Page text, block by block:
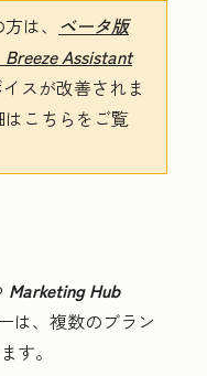
は、 ベータ版
Assistant
スが改善されま
こちらをご覧
Marketing Hub
は、複数のブラン
す。